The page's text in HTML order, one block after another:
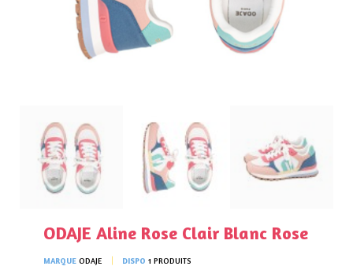
ODAJE Aline Rose Clair Blanc Rose
MARQUE ODAJE DISPO 1 PRODUITS